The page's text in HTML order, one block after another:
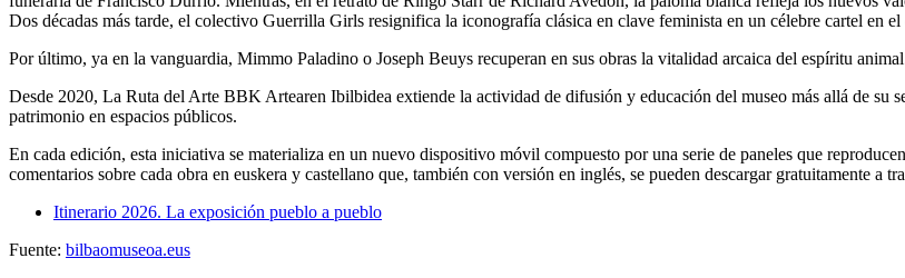
Dos décadas más tarde, el colectivo Guerrilla Girls resignifica la iconografía clásica en clave feminista en un célebre cartel en
Por último, ya en la vanguardia, Mimmo Paladino o Joseph Beuys recuperan en sus obras la vitalidad arcaica del espíritu
Desde 2020, La Ruta del Arte BBK Artearen Ibilbidea extiende la actividad de difusión y educación del museo más allá de su
patrimonio en espacios públicos.
En cada edición, esta iniciativa se materializa en un nuevo dispositivo móvil compuesto por una serie de paneles que
comentarios sobre cada obra en euskera y castellano que, también con versión en inglés, se pueden descargar gratuitamente a
Itinerario 2026. La exposición pueblo a pueblo
Fuente: bilbaomuseoa.eus